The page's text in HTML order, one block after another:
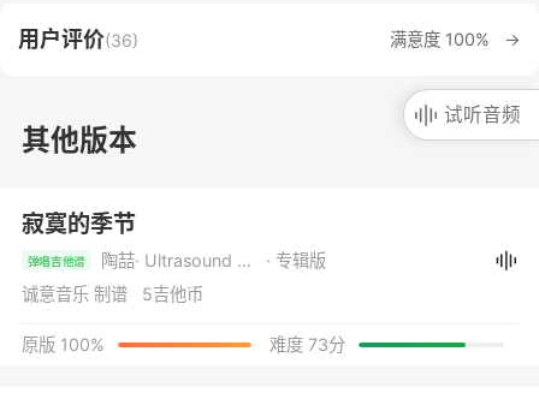
满意度 100% →
用户评价(36)
其他版本
寂寞的季节
弹唱吉他谱 陶喆 · Ultrasound 乐之路
· 专辑版
诚意音乐 制谱 5吉他币
原版 100% 难度 73分
试听音频